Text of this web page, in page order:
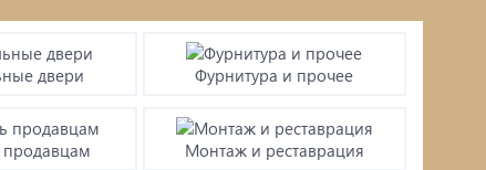
Сварочное оборудование
Строительное оборудование
двери Фурнитура и прочее
Монтаж и реставрация